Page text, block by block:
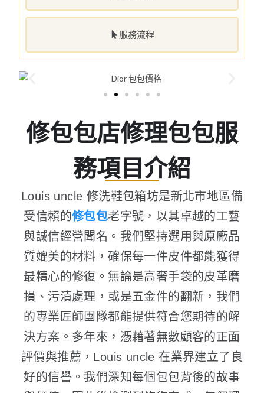
服務流程
修包包店修理包包服
務項目介紹
Louis uncle 修洗鞋包箱坊是新北市地區備
受信賴的修包包老字號，以其卓越的工藝
與誠信經營聞名。我們堅持選用與原廠品
質媲美的材料，確保每一件皮件都能獲得
最精心的修復。無論是高奢手袋的皮革磨
損、污漬處理，或是五金件的翻新，我們
的專業匠師團隊都能提供符合您期待的解
決方案。多年來，憑藉著無數顧客的正面
評價與推薦，Louis uncle 在業界建立了良
好的信譽。我們深知每個包包背後的故事